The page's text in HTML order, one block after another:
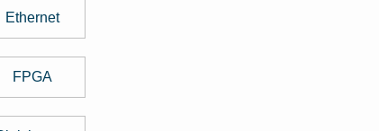
Ethernet
FPGA